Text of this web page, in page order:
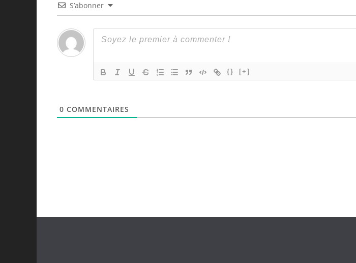
S’abonner
{} [+]
0 COMMENTAIRES